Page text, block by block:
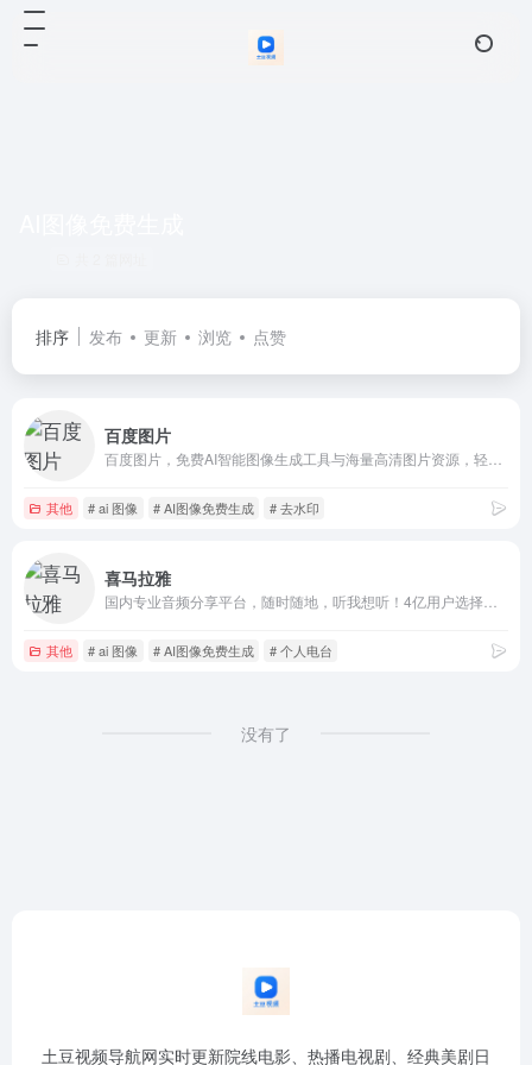
排序 发布 更新 浏览 点赞
百度图片
其他 # ai 图像 # AI图像免费生成 # 去水印
喜马拉雅
其他 # ai 图像 # AI图像免费生成 # 个人电台
没有了
土豆视频导航网实时更新院线电影、热播电视剧、经典美剧日